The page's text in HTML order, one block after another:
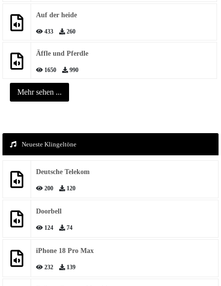
Auf der heide
433 260
Äffle und Pferdle
1650 990
Mehr sehen ...
Neueste Klingeltöne
Deutsche Telekom
200 120
Doorbell
124 74
iPhone 18 Pro Max
232 139